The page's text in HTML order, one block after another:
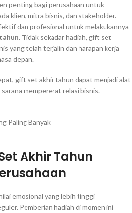
penting bagi perusahaan untuk
klien, mitra bisnis, dan stakeholder.
dan profesional untuk melakukannya
. Tidak sekadar hadiah, gift set
yang telah terjalin dan harapan kerja
depan.
gift set akhir tahun dapat menjadi alat
mempererat relasi bisnis.
Paling Banyak
Akhir Tahun
emosional yang lebih tinggi
Pemberian hadiah di momen ini